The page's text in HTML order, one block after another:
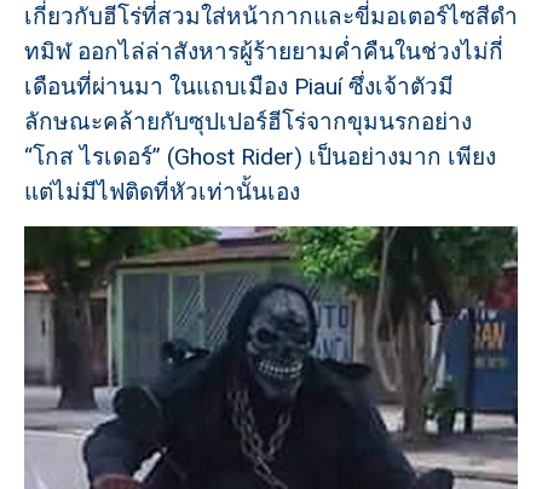
เกี่ยวกับฮีโร่ที่สวมใส่หน้ากากและขี่มอเตอร์ไซสีดำ
ทมิฬ ออกไล่ล่าสังหารผู้ร้ายยามค่ำคืนในช่วงไม่กี่
เดือนที่ผ่านมา ในแถบเมือง Piauí ซึ่งเจ้าตัวมี
ลักษณะคล้ายกับซุปเปอร์ฮีโร่จากขุมนรกอย่าง
“โกส ไรเดอร์” (Ghost Rider) เป็นอย่างมาก เพียง
แต่ไม่มีไฟติดที่หัวเท่านั้นเอง